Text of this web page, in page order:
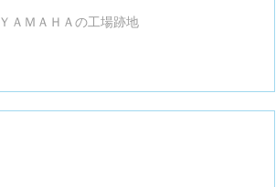
ＹＡＭＡＨＡの工場跡地